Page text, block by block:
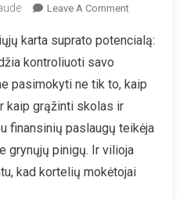
Leave A CommentOn
Pinigų
karta suprato potencialą:
kontroliuoti savo
pasimokyti ne tik to, kaip
kaip grąžinti skolas ir
finansinių paslaugų teikėja
grynųjų pinigų. Ir vilioja
kad kortelių mokėtojai